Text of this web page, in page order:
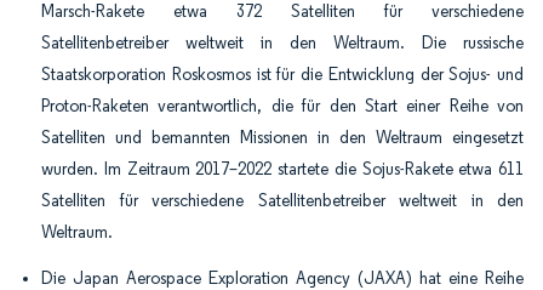
Marsch-Rakete etwa 372 Satelliten für verschiedene
Satellitenbetreiber weltweit in den Weltraum. Die russische
Staatskorporation Roskosmos ist für die Entwicklung der Sojus- und
Proton-Raketen verantwortlich, die für den Start einer Reihe von
Satelliten und bemannten Missionen in den Weltraum eingesetzt
wurden. Im Zeitraum 2017–2022 startete die Sojus-Rakete etwa 611
Satelliten für verschiedene Satellitenbetreiber weltweit in den
Weltraum.
Die Japan Aerospace Exploration Agency (JAXA) hat eine Reihe